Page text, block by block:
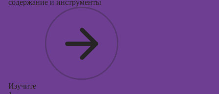
содержание и инструменты
Изучите